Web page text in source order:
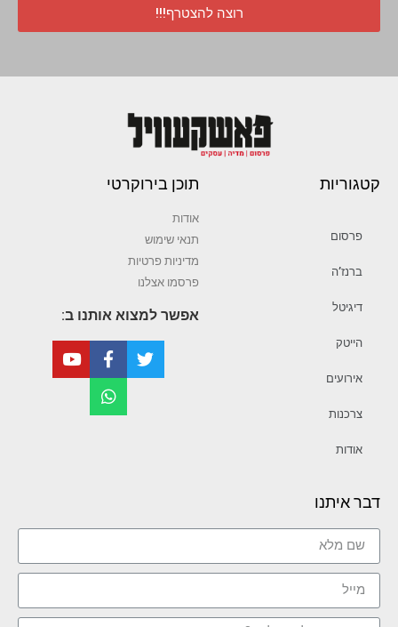
רוצה להצטרף!!!
קטגוריות
פרסום
ברנז’ה
דיגיטל
הייטק
אירועים
צרכנות
אודות
תוכן בירוקרטי
אודות
תנאי שימוש
מדיניות פרטיות
פרסמו אצלנו
אפשר למצוא אותנו ב:
דבר איתנו